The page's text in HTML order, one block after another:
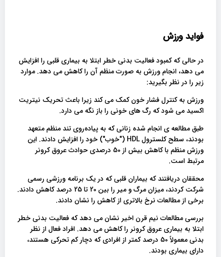
فواید ورزش
در حالی که کمبود فعالیت بدنی خطر ابتلا به بیماری قلبی را افزایش
می دهد، انجام ورزش به صورت منظم آن را کاهش می دهد. موارد
زیر را در نظر بگیرید:
ورزش به کنترل فشار خون کمک می کند زیرا باعث تحریک نیتریت
اکسید می شود که رگ های خونی را باز نگه می دارد.
طبق مطالعه ی انجام شده زنانی که به پیاده‌روی تند منظم متعهد
بودند، سطح کلسترول HDL ("خوب") خود را افزایش دادند. این
ورزش منظم با کاهش بیش از 50 درصدی حوادث عروق کرونر
مرتبط است.
محققان دریافتند که بیماران قلبی که در یک برنامه ورزشی رسمی
شرکت کردند، میزان مرگ و میر را بین 20 تا 25 درصد کاهش دادند.
برخی از مطالعات نرخ بالاتری از کاهش را نشان دادند.
بررسی مطالعات نیم قرن اخیر نشان می دهد که فعالیت بدنی خطر
ابتلا به بیماری عروق کرونر را کاهش می دهد. افراد فعال از نظر
بدنی معمولاً 50 درصد کمتر از افرادی که دچار کم تحرکی هستند،
دارای بیماری بودند.